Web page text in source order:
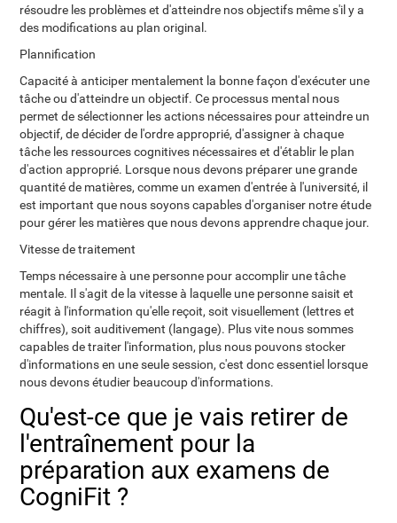
résoudre les problèmes et d'atteindre nos objectifs même s'il y a
des modifications au plan original.
Plannification
Capacité à anticiper mentalement la bonne façon d'exécuter une
tâche ou d'atteindre un objectif. Ce processus mental nous
permet de sélectionner les actions nécessaires pour atteindre un
objectif, de décider de l'ordre approprié, d'assigner à chaque
tâche les ressources cognitives nécessaires et d'établir le plan
d'action approprié. Lorsque nous devons préparer une grande
quantité de matières, comme un examen d'entrée à l'université, il
est important que nous soyons capables d'organiser notre étude
pour gérer les matières que nous devons apprendre chaque jour.
Vitesse de traitement
Temps nécessaire à une personne pour accomplir une tâche
mentale. Il s'agit de la vitesse à laquelle une personne saisit et
réagit à l'information qu'elle reçoit, soit visuellement (lettres et
chiffres), soit auditivement (langage). Plus vite nous sommes
capables de traiter l'information, plus nous pouvons stocker
d'informations en une seule session, c'est donc essentiel lorsque
nous devons étudier beaucoup d'informations.
Qu'est-ce que je vais retirer de
l'entraînement pour la
préparation aux examens de
CogniFit ?